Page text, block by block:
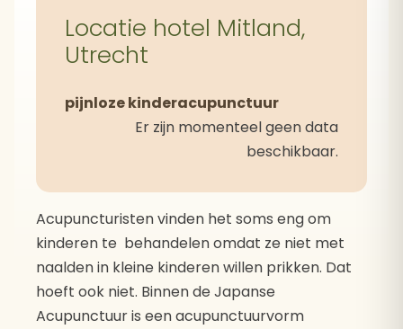
Locatie hotel Mitland,
Utrecht
pijnloze kinderacupunctuur
Er zijn momenteel geen data
beschikbaar.
Acupuncturisten vinden het soms eng om
kinderen te behandelen omdat ze niet met
naalden in kleine kinderen willen prikken. Dat
hoeft ook niet. Binnen de Japanse
Acupunctuur is een acupunctuurvorm